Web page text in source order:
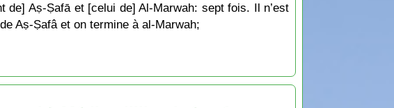
Aṣ-Ṣafā et [celui de] Al-Marwah: sept fois. Il n’est
Aṣ-Ṣafâ et on termine à al-Marwah;